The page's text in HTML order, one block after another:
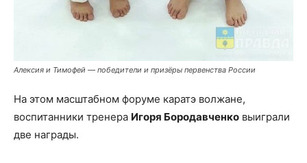
Алексия и Тимофей — победители и призёры первенства России
На этом масштабном форуме каратэ волжане,
воспитанники тренера Игоря Бородавченко выиграли
две награды.